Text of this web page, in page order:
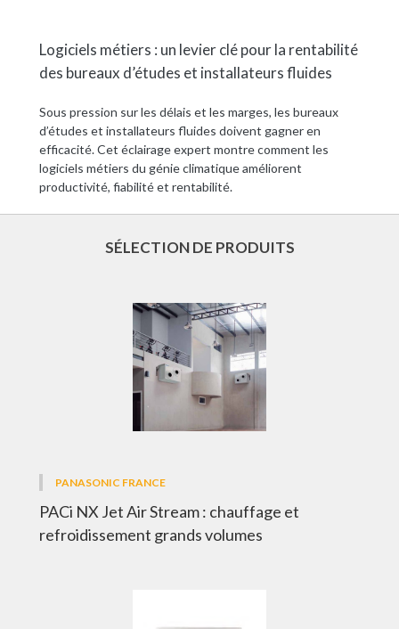
Logiciels métiers : un levier clé pour la rentabilité
des bureaux d’études et installateurs fluides
Sous pression sur les délais et les marges, les bureaux
d’études et installateurs fluides doivent gagner en
efficacité. Cet éclairage expert montre comment les
logiciels métiers du génie climatique améliorent
productivité, fiabilité et rentabilité.
SÉLECTION DE PRODUITS
PANASONIC FRANCE
PACi NX Jet Air Stream : chauffage et
refroidissement grands volumes